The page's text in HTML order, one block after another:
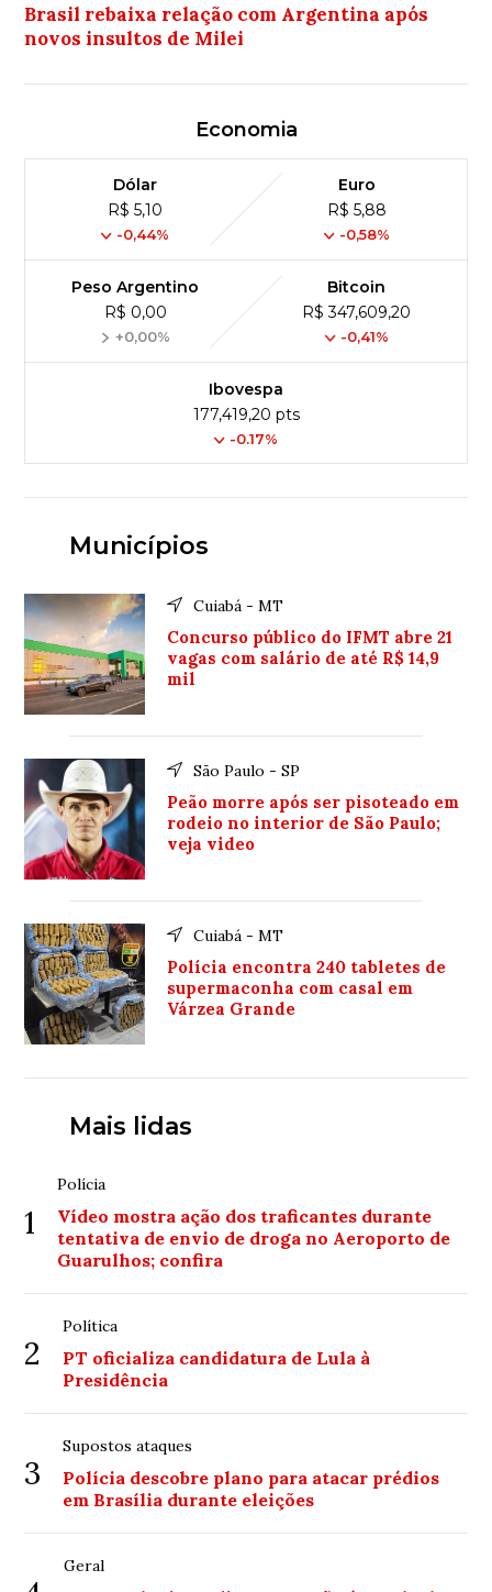
Brasil rebaixa relação com Argentina após
novos insultos de Milei
Economia
Dólar
R$ 5,10
-0,44%
Euro
R$ 5,88
-0,58%
Peso Argentino
R$ 0,00
+0,00%
Bitcoin
R$ 347,609,20
-0,41%
Ibovespa
177,419,20 pts
-0.17%
Municípios
Cuiabá - MT
Concurso público do IFMT abre 21
vagas com salário de até R$ 14,9
mil
São Paulo - SP
Peão morre após ser pisoteado em
rodeio no interior de São Paulo;
veja video
Cuiabá - MT
Polícia encontra 240 tabletes de
supermaconha com casal em
Várzea Grande
Mais lidas
1
Polícia
Vídeo mostra ação dos traficantes durante
tentativa de envio de droga no Aeroporto de
Guarulhos; confira
2
Política
PT oficializa candidatura de Lula à
Presidência
3
Supostos ataques
Polícia descobre plano para atacar prédios
em Brasília durante eleições
Geral